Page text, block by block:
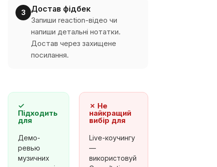
3 Достав фідбек
Запиши reaction-відео чи
напиши детальні нотатки.
Достав через захищене
посилання.
✓
Підходить
для
Демо-
ревью
музичних
✗ Не
найкращий
вибір для
Live-коучингу
—
використовуй